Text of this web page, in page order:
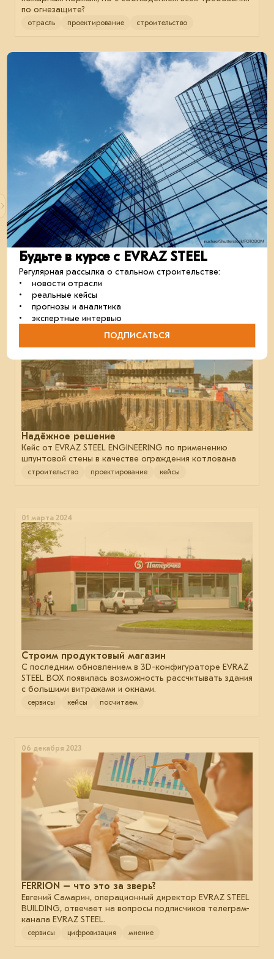
по огнезащите?
отрасль проектирование строительство
26 сентября 2024
Безопасность металлоконструкций увеличится
Главгосэкспертиза России провела серию наблюдений
за нанесением огнезащитных покрытий на
металлоконструкции.
строительство металлоконструкции отрасль
16 июля 2024
Надёжное решение
Кейс от EVRAZ STEEL ENGINEERING по применению
шпунтовой стены в качестве ограждения котлована
строительство проектирование кейсы
01 марта 2024
Строим продуктовый магазин
С последним обновлением в 3D-конфигураторе EVRAZ
STEEL BOX появилась возможность рассчитывать здания
с большими витражами и окнами.
сервисы кейсы посчитаем
06 декабря 2023
FERRION – что это за зверь?
Евгений Самарин, операционный директор EVRAZ STEEL
BUILDING, отвечает на вопросы подписчиков телеграм-
канала EVRAZ STEEL.
сервисы цифровизация мнение
Будьте в курсе с EVRAZ STEEL
Регулярная рассылка о стальном строительстве:
• новости отрасли
• реальные кейсы
• прогнозы и аналитика
• экспертные интервью
ПОДПИСАТЬСЯ